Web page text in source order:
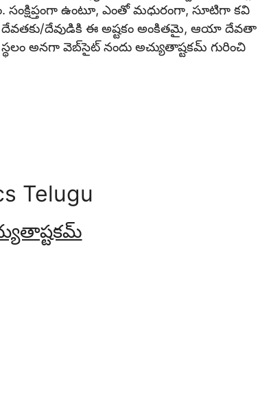
ఉంటూ, ఎంతో మధురంగా, సూటిగా కవి
దేవుడికి ఈ అష్టకం అంకితమై, ఆయా దేవతా
స్థలం అనగా వెబ్‌సైట్ నందు అచ్యుతాష్టకమ్ గురించి
Telugu